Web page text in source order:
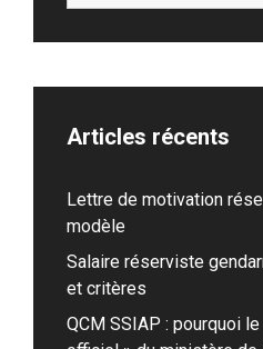
Articles récents
Lettre de motivation
modèle
Salaire réserviste
et critères
QCM SSIAP : pourquoi